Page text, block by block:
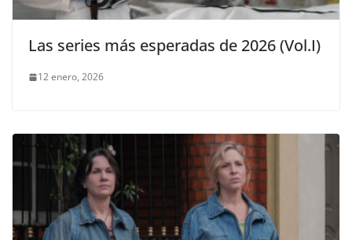
Las series más esperadas de 2026 (Vol.I)
12 enero, 2026